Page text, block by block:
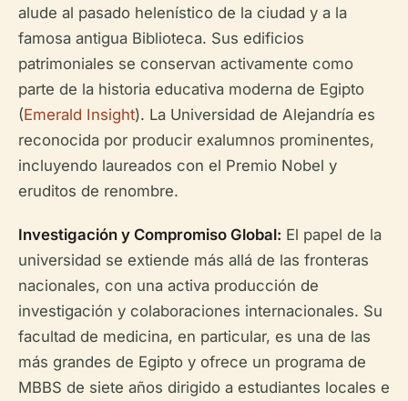
alude al pasado helenístico de la ciudad y a la
famosa antigua Biblioteca. Sus edificios
patrimoniales se conservan activamente como
parte de la historia educativa moderna de Egipto
(Emerald Insight). La Universidad de Alejandría es
reconocida por producir exalumnos prominentes,
incluyendo laureados con el Premio Nobel y
eruditos de renombre.
Investigación y Compromiso Global: El papel de la
universidad se extiende más allá de las fronteras
nacionales, con una activa producción de
investigación y colaboraciones internacionales. Su
facultad de medicina, en particular, es una de las
más grandes de Egipto y ofrece un programa de
MBBS de siete años dirigido a estudiantes locales e